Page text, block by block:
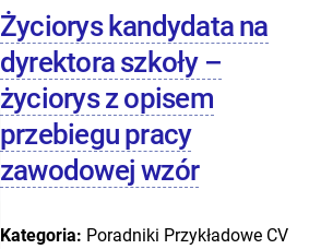
Życiorys kandydata na
dyrektora szkoły –
życiorys z opisem
przebiegu pracy
zawodowej wzór
Kategoria: Poradniki Przykładowe CV